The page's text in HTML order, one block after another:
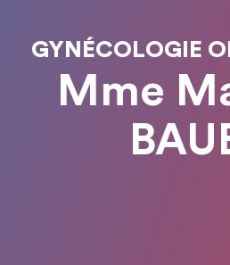
GYNÉCOLOGIE
Mme